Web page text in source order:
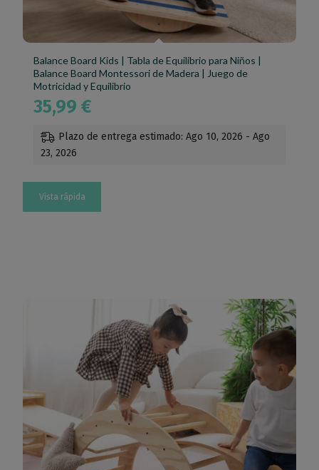
Balance Board Kids | Tabla de Equilibrio para Niños |
Balance Board Montessori de Madera | Juego de
Motricidad y Equilibrio
35,99€
Plazo de entrega estimado: Ago 10, 2026 - Ago
23, 2026
Vista rápida